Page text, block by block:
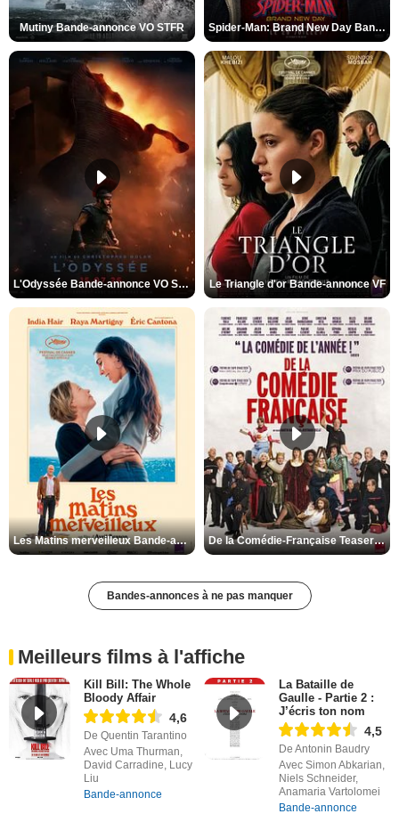
Mutiny Bande-annonce VO STFR Spider-Man: Brand New Day Bande-annonce VO STFR
L'Odyssée Bande-annonce VO STFR Le Triangle d'or Bande-annonce VF
Les Matins merveilleux Bande-annonce VF De la Comédie-Française Teaser VF
Bandes-annonces à ne pas manquer
Meilleurs films à l'affiche
Kill Bill: The Whole
Bloody Affair
4,6
De Quentin Tarantino
Avec Uma Thurman,
David Carradine, Lucy
Liu
Bande-annonce
La Bataille de
Gaulle - Partie 2 :
J’écris ton nom
4,5
De Antonin Baudry
Avec Simon Abkarian,
Niels Schneider,
Anamaria Vartolomei
Bande-annonce